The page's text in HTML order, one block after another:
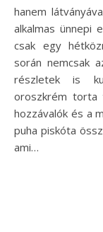
hanem
alkalmas ünnepi
csak egy
során nemcsak
részletek is
oroszkrém torta
hozzávalók és a
puha piskóta
ami…